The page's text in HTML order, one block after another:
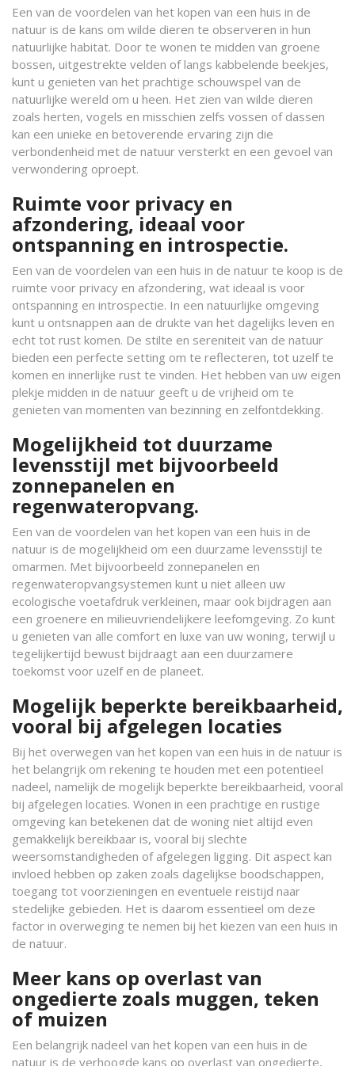
Een van de voordelen van het kopen van een huis in de
natuur is de kans om wilde dieren te observeren in hun
natuurlijke habitat. Door te wonen te midden van groene
bossen, uitgestrekte velden of langs kabbelende beekjes,
kunt u genieten van het prachtige schouwspel van de
natuurlijke wereld om u heen. Het zien van wilde dieren
zoals herten, vogels en misschien zelfs vossen of dassen
kan een unieke en betoverende ervaring zijn die
verbondenheid met de natuur versterkt en een gevoel van
verwondering oproept.
Ruimte voor privacy en
afzondering, ideaal voor
ontspanning en introspectie.
Een van de voordelen van een huis in de natuur te koop is de
ruimte voor privacy en afzondering, wat ideaal is voor
ontspanning en introspectie. In een natuurlijke omgeving
kunt u ontsnappen aan de drukte van het dagelijks leven en
echt tot rust komen. De stilte en sereniteit van de natuur
bieden een perfecte setting om te reflecteren, tot uzelf te
komen en innerlijke rust te vinden. Het hebben van uw eigen
plekje midden in de natuur geeft u de vrijheid om te
genieten van momenten van bezinning en zelfontdekking.
Mogelijkheid tot duurzame
levensstijl met bijvoorbeeld
zonnepanelen en
regenwateropvang.
Een van de voordelen van het kopen van een huis in de
natuur is de mogelijkheid om een duurzame levensstijl te
omarmen. Met bijvoorbeeld zonnepanelen en
regenwateropvangsystemen kunt u niet alleen uw
ecologische voetafdruk verkleinen, maar ook bijdragen aan
een groenere en milieuvriendelijkere leefomgeving. Zo kunt
u genieten van alle comfort en luxe van uw woning, terwijl u
tegelijkertijd bewust bijdraagt aan een duurzamere
toekomst voor uzelf en de planeet.
Mogelijk beperkte bereikbaarheid,
vooral bij afgelegen locaties
Bij het overwegen van het kopen van een huis in de natuur is
het belangrijk om rekening te houden met een potentieel
nadeel, namelijk de mogelijk beperkte bereikbaarheid, vooral
bij afgelegen locaties. Wonen in een prachtige en rustige
omgeving kan betekenen dat de woning niet altijd even
gemakkelijk bereikbaar is, vooral bij slechte
weersomstandigheden of afgelegen ligging. Dit aspect kan
invloed hebben op zaken zoals dagelijkse boodschappen,
toegang tot voorzieningen en eventuele reistijd naar
stedelijke gebieden. Het is daarom essentieel om deze
factor in overweging te nemen bij het kiezen van een huis in
de natuur.
Meer kans op overlast van
ongedierte zoals muggen, teken
of muizen
Een belangrijk nadeel van het kopen van een huis in de
natuur is de verhoogde kans op overlast van ongedierte,